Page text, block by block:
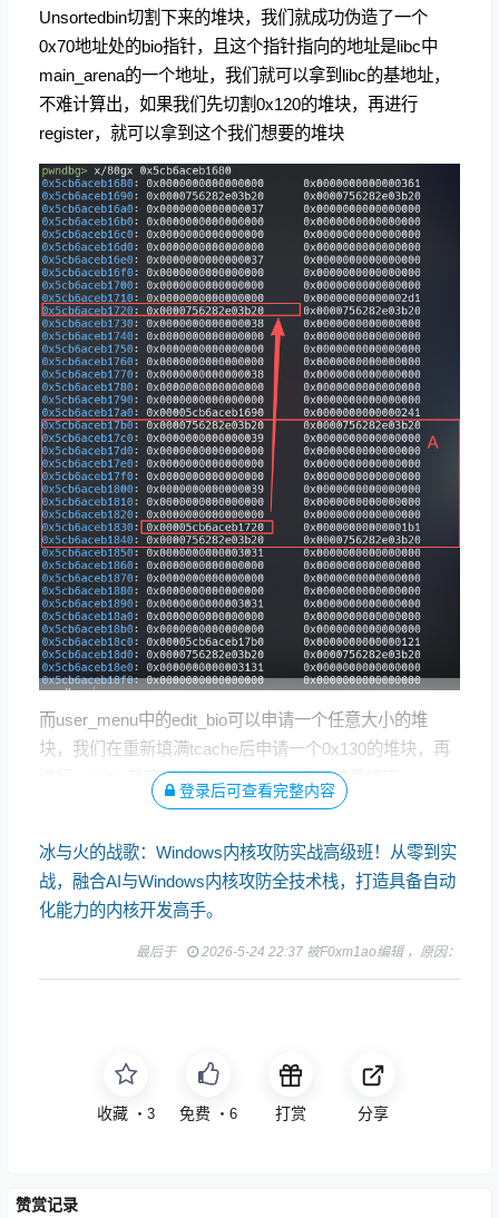
Unsortedbin切割下来的堆块，我们就成功伪造了一个
0x70地址处的bio指针，且这个指针指向的地址是libc中
main_arena的一个地址，我们就可以拿到libc的基地址，
不难计算出，如果我们先切割0x120的堆块，再进行
register，就可以拿到这个我们想要的堆块
而user_menu中的edit_bio可以申请一个任意大小的堆
块，我们在重新填满tcache后申请一个0x130的堆块，再
进行register就可以使得bio指针被伪造，效果如下
登录后可查看完整内容
冰与火的战歌：Windows内核攻防实战高级班！从零到实
战，融合AI与Windows内核攻防全技术栈，打造具备自动
化能力的内核开发高手。
最后于 2026-5-24 22:37 被F0xm1ao编辑 ，原因：
收藏 ・ 3 免费 ・ 6 打赏 分享
赞赏记录